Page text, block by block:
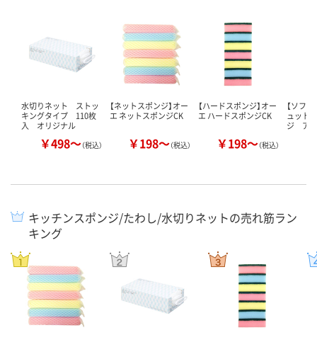
水切りネット ストッ
キングタイプ 110枚
入 オリジナル
￥498～（税込）
【ネットスポンジ】オー
エ ネットスポンジCK
￥198～（税込）
【ハードスポンジ】オー
エ ハードスポンジCK
￥198～（税込）
【ソフ
ュット
ジ アソ
キッチンスポンジ/たわし/水切りネットの売れ筋ラン
キング